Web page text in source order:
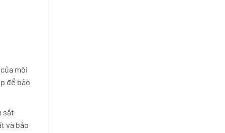
môi
để bảo
sắt
và bảo